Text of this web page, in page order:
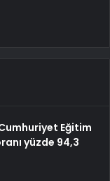
Eğitim
yüzde 94,3